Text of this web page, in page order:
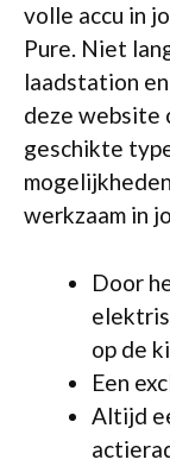
volle accu in
Pure. Niet
laadstation
deze website
geschikte
werkzaam in
Door
op de
Een
Altijd